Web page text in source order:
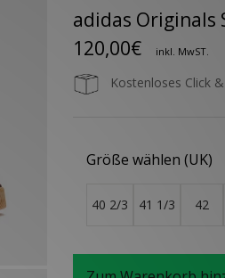
adidas Originals
120,00€
inkl. MwST.
Kostenloses Click
Größe wählen (UK)
40 2/3 41 1/3 42